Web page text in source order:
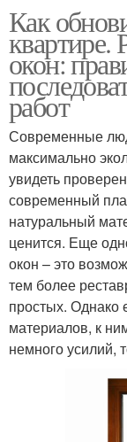
Как
квартире.
окон:
работ
Современные
максимально
увидеть
современный
натуральный
ценится. Еще
окон – это
тем более
простых. Однако
материалов, к
немного усилий,